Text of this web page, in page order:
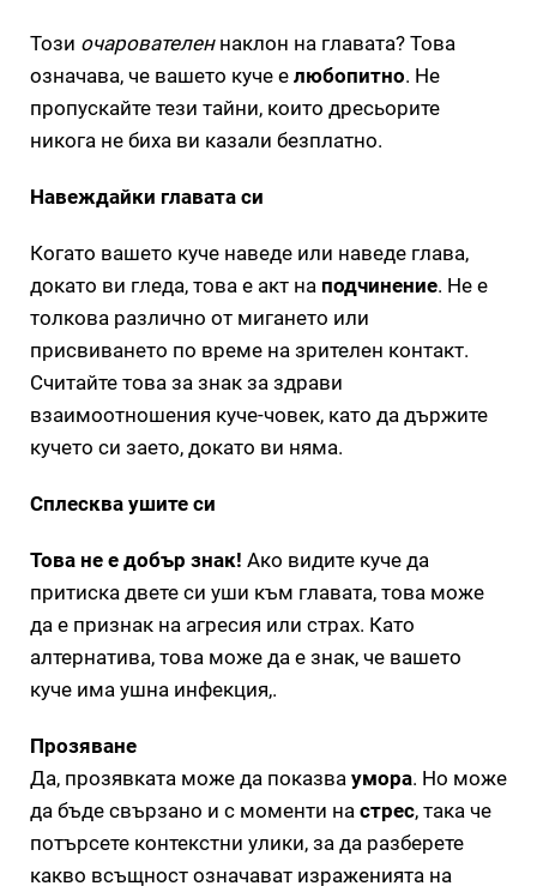
Този очарователеннаклон на главата? Това
означава, че вашето куче е любопитно. Не
пропускайте тези тайни, които дресьорите
никога не биха ви казали безплатно.
Навеждайки главата си
Когато вашето куче наведе или наведе глава,
докато ви гледа, това е акт на подчинение. Не е
толкова различно от мигането или
присвиването по време на зрителен контакт.
Считайте това за знак за здрави
взаимоотношения куче-човек, като да държите
кучето си заето, докато ви няма.
Сплесква ушите си
Това не е добър знак! Ако видите куче да
притиска двете си уши към главата, това може
да е признак на агресия или страх. Като
алтернатива, това може да е знак, че вашето
куче има ушна инфекция,.
Прозяване
Да, прозявката може да показва умора. Но може
да бъде свързано и с моменти на стрес, така че
потърсете контекстни улики, за да разберете
какво всъщност означават израженията на